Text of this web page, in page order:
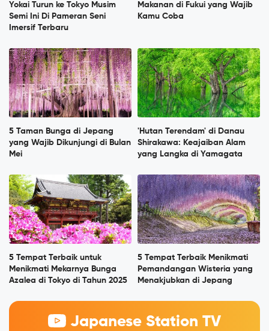
Yokai Turun ke Tokyo Musim
Semi Ini Di Pameran Seni
Imersif Terbaru
Makanan di Fukui yang Wajib
Kamu Coba
5 Taman Bunga di Jepang
yang Wajib Dikunjungi di Bulan
Mei
'Hutan Terendam' di Danau
Shirakawa: Keajaiban Alam
yang Langka di Yamagata
5 Tempat Terbaik untuk
Menikmati Mekarnya Bunga
Azalea di Tokyo di Tahun 2025
5 Tempat Terbaik Menikmati
Pemandangan Wisteria yang
Menakjubkan di Jepang
Japanese Station TV